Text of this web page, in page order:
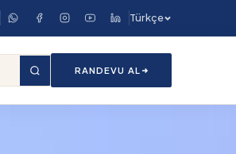
Türkçe
RANDEVU AL